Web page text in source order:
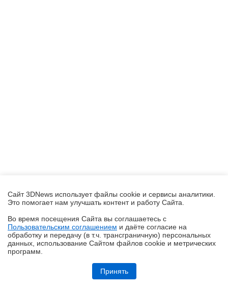
Обзор блока питания Chieftec Stealth (SPX-1000-FC)
Сайт 3DNews использует файлы cookie и сервисы аналитики.
Это помогает нам улучшать контент и работу Cайта.
Во время посещения Cайта вы соглашаетесь с
Пользовательским соглашением и даёте согласие на
обработку и передачу (в т.ч. трансграничную) персональных
данных, использование Cайтом файлов cookie и метрических
программ.
Принять